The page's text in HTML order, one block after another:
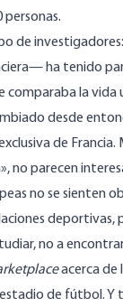
personas.
de
ha tenido
comparaba la vida
desde
de
no parecen
no se sienten
deportivas,
no a
acerca de
de fútbol. Y